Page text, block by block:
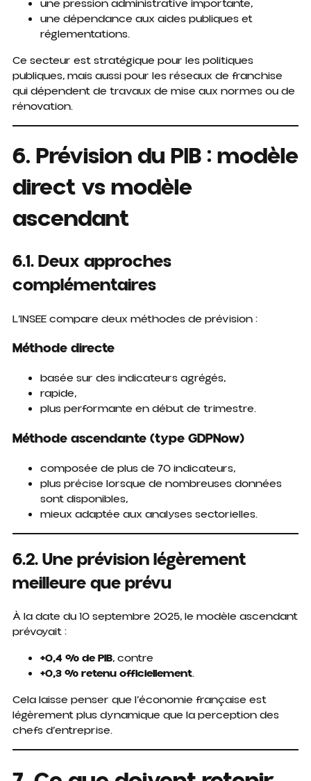
une pression administrative importante,
une dépendance aux aides publiques et
réglementations.
Ce secteur est stratégique pour les politiques
publiques, mais aussi pour les réseaux de franchise
qui dépendent de travaux de mise aux normes ou de
rénovation.
6. Prévision du PIB : modèle
direct vs modèle
ascendant
6.1. Deux approches
complémentaires
L’INSEE compare deux méthodes de prévision :
Méthode directe
basée sur des indicateurs agrégés,
rapide,
plus performante en début de trimestre.
Méthode ascendante (type GDPNow)
composée de plus de 70 indicateurs,
plus précise lorsque de nombreuses données
sont disponibles,
mieux adaptée aux analyses sectorielles.
6.2. Une prévision légèrement
meilleure que prévu
À la date du 10 septembre 2025, le modèle ascendant
prévoyait :
+0,4 % de PIB, contre
+0,3 % retenu officiellement.
Cela laisse penser que l’économie française est
légèrement plus dynamique que la perception des
chefs d’entreprise.